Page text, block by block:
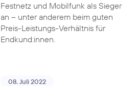
Festnetz und Mobilfunk als Sieger
an – unter anderem beim guten
Preis-Leistungs-Verhältnis für
Endkund:innen.
08. Juli 2022